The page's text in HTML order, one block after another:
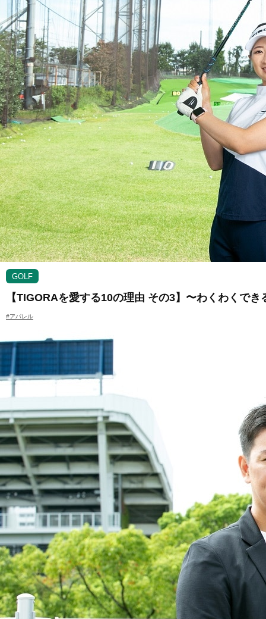
GOLF
【TIGORAを愛する10の理由 その3】〜わくわくで
#アパレル